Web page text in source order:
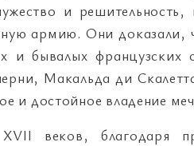
и
армию. Они
и бывалых
Макальда ди
и достойное владение
веков, благодаря